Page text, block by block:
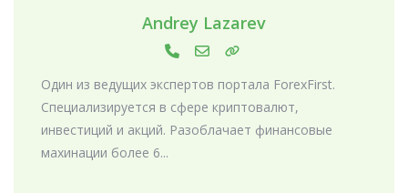
Andrey Lazarev
Один из ведущих экспертов портала ForexFirst.
Специализируется в сфере криптовалют,
инвестиций и акций. Разоблачает финансовые
махинации более 6...